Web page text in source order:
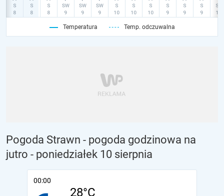
Temperatura Temp. odczuwalna
Pogoda Strawn - pogoda godzinowa na
jutro - poniedziałek 10 sierpnia
00:00
28°C